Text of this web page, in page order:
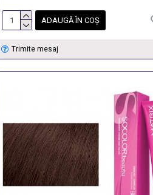
ADAUGĂ ÎN COŞ
Trimite mesaj